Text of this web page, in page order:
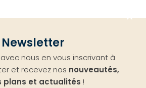
Newsletter
nous en vous inscrivant à
et recevez nos nouveautés,
plans et actualités !